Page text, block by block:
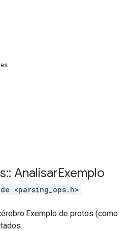
:: AnalisarExemplo
<parsing_ops.h>
de protos (como